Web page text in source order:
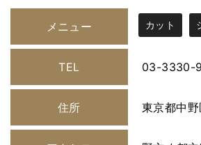
メニュー カット
TEL 03-3330-
住所 東京都中